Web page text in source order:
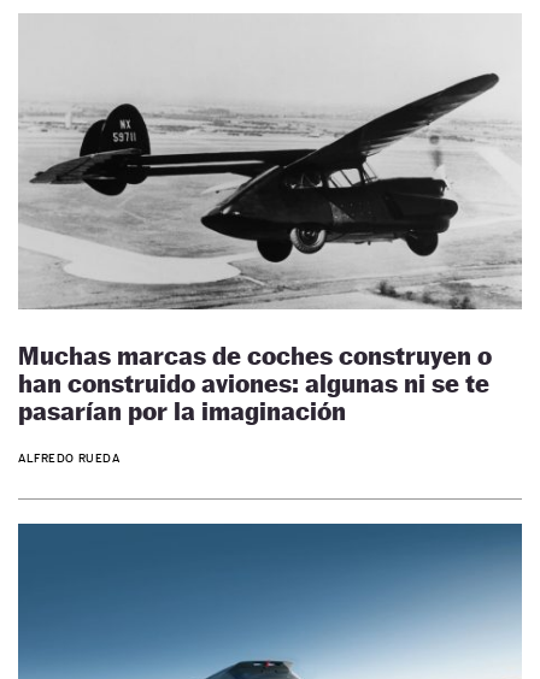
Muchas marcas de coches construyen o
han construido aviones: algunas ni se te
pasarían por la imaginación
ALFREDO RUEDA